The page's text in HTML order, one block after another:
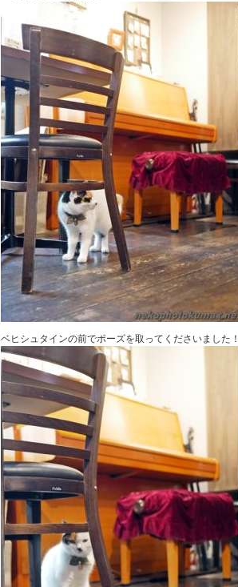
ベヒシュタインの前でポーズを取ってくださいました！